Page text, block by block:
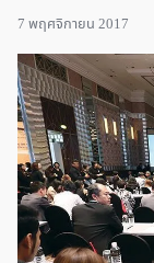
7 พฤศจิกายน 2017